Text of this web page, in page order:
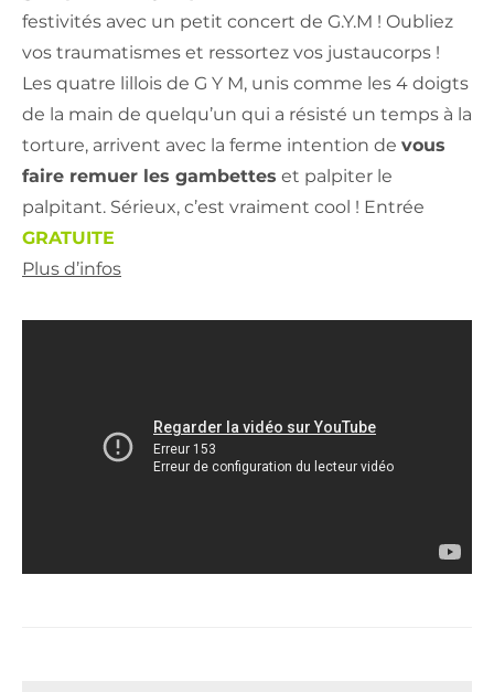
festivités avec un petit concert de G.Y.M ! Oubliez
vos traumatismes et ressortez vos justaucorps !
Les quatre lillois de G Y M, unis comme les 4 doigts
de la main de quelqu’un qui a résisté un temps à la
torture, arrivent avec la ferme intention de vous
faire remuer les gambettes et palpiter le
palpitant. Sérieux, c’est vraiment cool ! Entrée
GRATUITE
Plus d’infos